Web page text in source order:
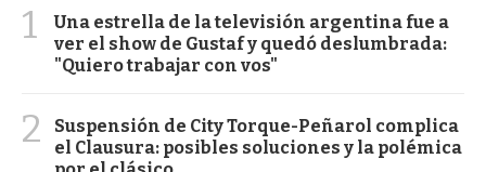
1
Una estrella de la televisión argentina fue a
ver el show de Gustaf y quedó deslumbrada:
"Quiero trabajar con vos"
2
Suspensión de City Torque-Peñarol complica
el Clausura: posibles soluciones y la polémica